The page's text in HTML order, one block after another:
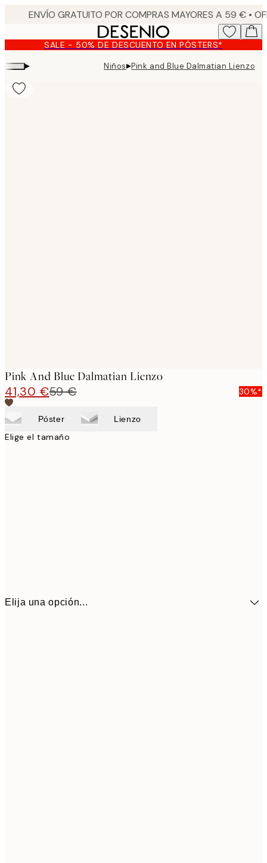
content.SALE - 50% DE DESCUENTO EN PÓSTERS*
▸ Niños▸Pink and Blue Dalmatian Lienzo
Pink And Blue Dalmatian Lienzo
41,30 €59 € 30%*
Póster Lienzo
Elige el tamaño
Elija una opción...